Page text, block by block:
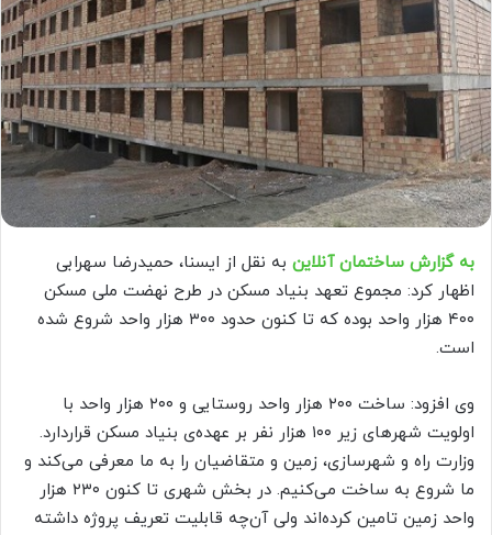
به گزارش ساختمان آنلاین به نقل از ایسنا، حمیدرضا سهرابی
اظهار کرد: مجموع تعهد بنیاد مسکن در طرح نهضت ملی مسکن
۴۰۰ هزار واحد بوده که تا کنون حدود ۳۰۰ هزار واحد شروع شده
است.
وی افزود: ساخت ۲۰۰ هزار واحد روستایی و ۲۰۰ هزار واحد با
اولویت شهرهای زیر ۱۰۰ هزار نفر بر عهده‌ی بنیاد مسکن قراردارد.
وزارت راه و شهرسازی، زمین و متقاضیان را به ما معرفی می‌کند و
ما شروع به ساخت می‌کنیم. در بخش شهری تا کنون ۲۳۰ هزار
واحد زمین تامین کرده‌اند ولی آن‌چه قابلیت تعریف پروژه داشته